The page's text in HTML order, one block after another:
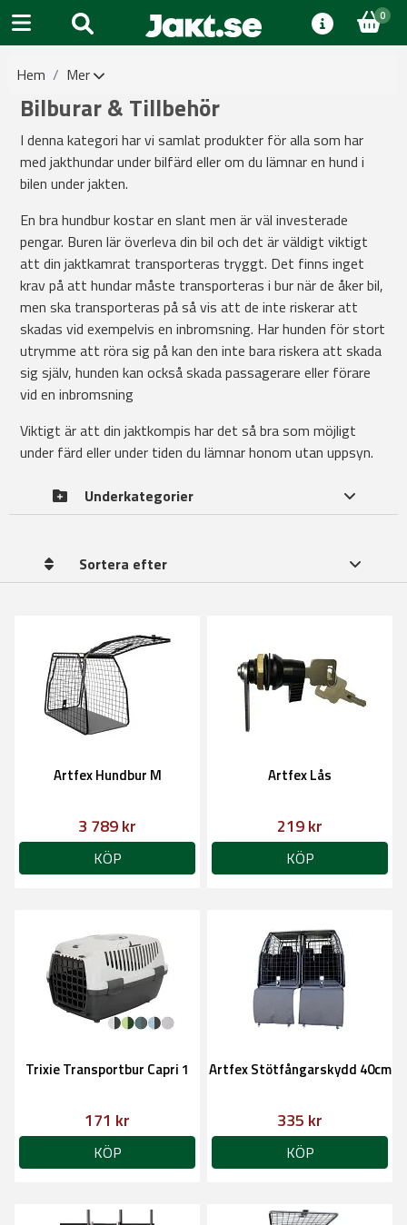
0
Hem Mer
Bilburar & Tillbehör
I denna kategori har vi samlat produkter för alla som har
med jakthundar under bilfärd eller om du lämnar en hund i
bilen under jakten.
En bra hundbur kostar en slant men är väl investerade
pengar. Buren lär överleva din bil och det är väldigt viktigt
att din jaktkamrat transporteras tryggt. Det finns inget
krav på att hundar måste transporteras i bur när de åker bil,
men ska transporteras på så vis att de inte riskerar att
skadas vid exempelvis en inbromsning. Har hunden för stort
utrymme att röra sig på kan den inte bara riskera att skada
sig själv, hunden kan också skada passagerare eller förare
vid en inbromsning
Viktigt är att din jaktkompis har det så bra som möjligt
under färd eller under tiden du lämnar honom utan uppsyn.
Underkategorier
Sortera efter
Artfex Hundbur M
3 789 kr
KÖP
Artfex Lås
219 kr
KÖP
Trixie Transportbur Capri 1
171 kr
KÖP
Artfex Stötfångarskydd 40cm
335 kr
KÖP